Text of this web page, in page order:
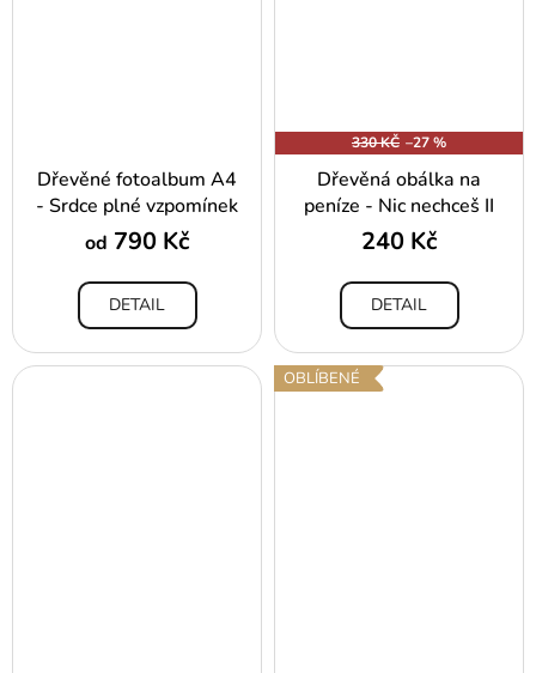
Dřevěné fotoalbum A4
- Srdce plné vzpomínek
od 790 Kč
DETAIL
330 KČ –27 %
Dřevěná obálka na
peníze - Nic nechceš II
240 Kč
DETAIL
OBLÍBENÉ